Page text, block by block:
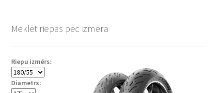
Meklēt riepas pēc izmēra
Riepu izmērs:
Diametrs: